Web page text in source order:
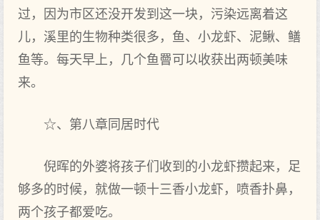
过，因为市区还没开发到这一块，污染远离着这
儿，溪里的生物种类很多，鱼、小龙虾、泥鳅、鳝
鱼等。每天早上，几个鱼罾可以收获出两顿美味
来。
☆、第八章同居时代
倪晖的外婆将孩子们收到的小龙虾攒起来，足
够多的时候，就做一顿十三香小龙虾，喷香扑鼻，
两个孩子都爱吃。